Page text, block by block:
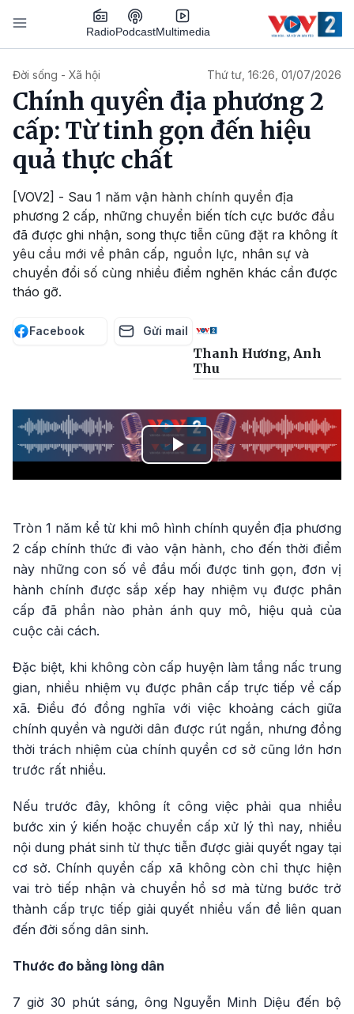
Nhảy đến nội dung
RadioPodcastMultimedia
Đời sống - Xã hội Thứ tư, 16:26, 01/07/2026
Chính quyền địa phương 2
cấp: Từ tinh gọn đến hiệu
quả thực chất
[VOV2] - Sau 1 năm vận hành chính quyền địa
phương 2 cấp, những chuyển biến tích cực bước đầu
đã được ghi nhận, song thực tiễn cũng đặt ra không ít
yêu cầu mới về phân cấp, nguồn lực, nhân sự và
chuyển đổi số cùng nhiều điểm nghẽn khác cần được
tháo gỡ.
Facebook Gửi mail
Thanh Hương, Anh
Thu
Play
Tròn 1 năm kể từ khi mô hình chính quyền địa phương
2 cấp chính thức đi vào vận hành, cho đến thời điểm
này những con số về đầu mối được tinh gọn, đơn vị
hành chính được sắp xếp hay nhiệm vụ được phân
cấp đã phần nào phản ánh quy mô, hiệu quả của
cuộc cải cách.
Đặc biệt, khi không còn cấp huyện làm tầng nấc trung
gian, nhiều nhiệm vụ được phân cấp trực tiếp về cấp
xã. Điều đó đồng nghĩa với việc khoảng cách giữa
chính quyền và người dân được rút ngắn, nhưng đồng
thời trách nhiệm của chính quyền cơ sở cũng lớn hơn
trước rất nhiều.
Nếu trước đây, không ít công việc phải qua nhiều
bước xin ý kiến hoặc chuyển cấp xử lý thì nay, nhiều
nội dung phát sinh từ thực tiễn được giải quyết ngay tại
cơ sở. Chính quyền cấp xã không còn chỉ thực hiện
vai trò tiếp nhận và chuyển hồ sơ mà từng bước trở
thành cấp trực tiếp giải quyết nhiều vấn đề liên quan
đến đời sống dân sinh.
Thước đo bằng lòng dân
7 giờ 30 phút sáng, ông Nguyễn Minh Diệu đến bộ